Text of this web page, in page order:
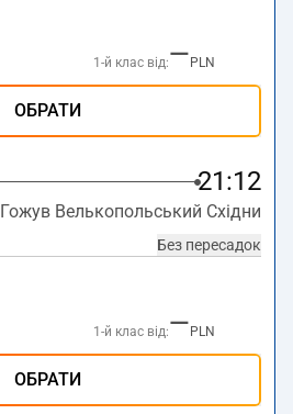
1-й клас від:— PLN
ОБРАТИ
21:12
Гожув Велькопольський Східни
Без пересадок
1-й клас від:— PLN
ОБРАТИ